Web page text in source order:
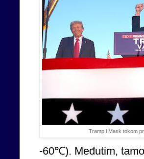
Tramp i Mask tokom
-60℃). Međutim,